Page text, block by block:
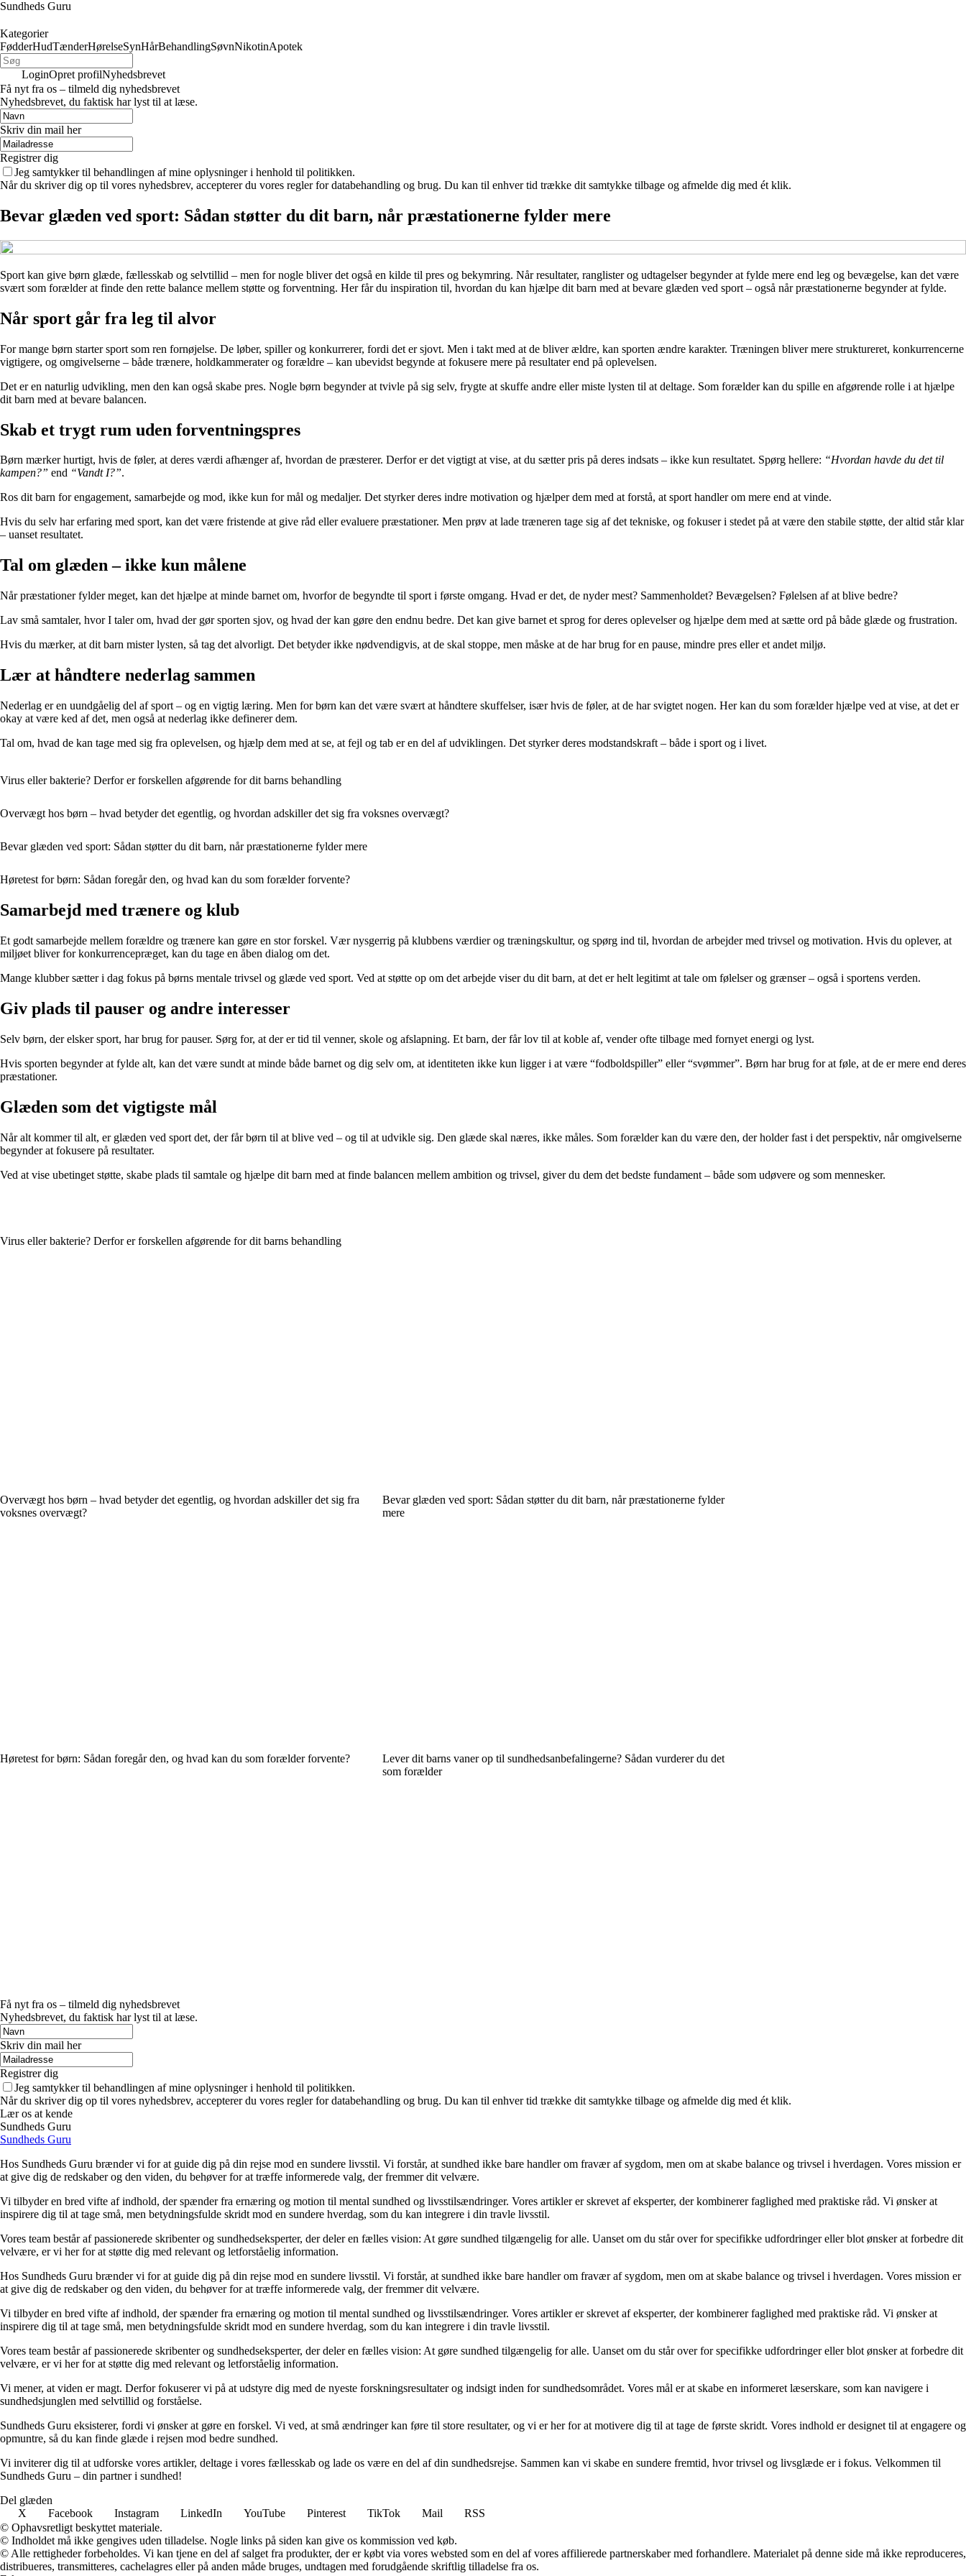
Sundheds Guru
Kategorier
FødderHudTænderHørelseSynHårBehandlingSøvnNikotinApotek
LoginOpret profilNyhedsbrevet
Få nyt fra os – tilmeld dig nyhedsbrevet
Nyhedsbrevet, du faktisk har lyst til at læse.
Skriv din mail her
Registrer dig
Jeg samtykker til behandlingen af mine oplysninger i henhold til politikken.
Når du skriver dig op til vores nyhedsbrev, accepterer du vores regler for databehandling og brug. Du kan til enhver tid trække dit samtykke tilbage og afmelde dig med ét klik.
Bevar glæden ved sport: Sådan støtter du dit barn, når præstationerne fylder mere
Sport kan give børn glæde, fællesskab og selvtillid – men for nogle bliver det også en kilde til pres og bekymring. Når resultater, ranglister og udtagelser begynder at fylde mere end leg og bevægelse, kan det være
svært som forælder at finde den rette balance mellem støtte og forventning. Her får du inspiration til, hvordan du kan hjælpe dit barn med at bevare glæden ved sport – også når præstationerne begynder at fylde.
Når sport går fra leg til alvor
For mange børn starter sport som ren fornøjelse. De løber, spiller og konkurrerer, fordi det er sjovt. Men i takt med at de bliver ældre, kan sporten ændre karakter. Træningen bliver mere struktureret, konkurrencerne
vigtigere, og omgivelserne – både trænere, holdkammerater og forældre – kan ubevidst begynde at fokusere mere på resultater end på oplevelsen.
Det er en naturlig udvikling, men den kan også skabe pres. Nogle børn begynder at tvivle på sig selv, frygte at skuffe andre eller miste lysten til at deltage. Som forælder kan du spille en afgørende rolle i at hjælpe
dit barn med at bevare balancen.
Skab et trygt rum uden forventningspres
Børn mærker hurtigt, hvis de føler, at deres værdi afhænger af, hvordan de præsterer. Derfor er det vigtigt at vise, at du sætter pris på deres indsats – ikke kun resultatet. Spørg hellere: “Hvordan havde du det til
kampen?” end “Vandt I?”.
Ros dit barn for engagement, samarbejde og mod, ikke kun for mål og medaljer. Det styrker deres indre motivation og hjælper dem med at forstå, at sport handler om mere end at vinde.
Hvis du selv har erfaring med sport, kan det være fristende at give råd eller evaluere præstationer. Men prøv at lade træneren tage sig af det tekniske, og fokuser i stedet på at være den stabile støtte, der altid står klar
– uanset resultatet.
Tal om glæden – ikke kun målene
Når præstationer fylder meget, kan det hjælpe at minde barnet om, hvorfor de begyndte til sport i første omgang. Hvad er det, de nyder mest? Sammenholdet? Bevægelsen? Følelsen af at blive bedre?
Lav små samtaler, hvor I taler om, hvad der gør sporten sjov, og hvad der kan gøre den endnu bedre. Det kan give barnet et sprog for deres oplevelser og hjælpe dem med at sætte ord på både glæde og frustration.
Hvis du mærker, at dit barn mister lysten, så tag det alvorligt. Det betyder ikke nødvendigvis, at de skal stoppe, men måske at de har brug for en pause, mindre pres eller et andet miljø.
Lær at håndtere nederlag sammen
Nederlag er en uundgåelig del af sport – og en vigtig læring. Men for børn kan det være svært at håndtere skuffelser, især hvis de føler, at de har svigtet nogen. Her kan du som forælder hjælpe ved at vise, at det er
okay at være ked af det, men også at nederlag ikke definerer dem.
Tal om, hvad de kan tage med sig fra oplevelsen, og hjælp dem med at se, at fejl og tab er en del af udviklingen. Det styrker deres modstandskraft – både i sport og i livet.
Virus eller bakterie? Derfor er forskellen afgørende for dit barns behandling
Overvægt hos børn – hvad betyder det egentlig, og hvordan adskiller det sig fra voksnes overvægt?
Bevar glæden ved sport: Sådan støtter du dit barn, når præstationerne fylder mere
Høretest for børn: Sådan foregår den, og hvad kan du som forælder forvente?
Samarbejd med trænere og klub
Et godt samarbejde mellem forældre og trænere kan gøre en stor forskel. Vær nysgerrig på klubbens værdier og træningskultur, og spørg ind til, hvordan de arbejder med trivsel og motivation. Hvis du oplever, at
miljøet bliver for konkurrencepræget, kan du tage en åben dialog om det.
Mange klubber sætter i dag fokus på børns mentale trivsel og glæde ved sport. Ved at støtte op om det arbejde viser du dit barn, at det er helt legitimt at tale om følelser og grænser – også i sportens verden.
Giv plads til pauser og andre interesser
Selv børn, der elsker sport, har brug for pauser. Sørg for, at der er tid til venner, skole og afslapning. Et barn, der får lov til at koble af, vender ofte tilbage med fornyet energi og lyst.
Hvis sporten begynder at fylde alt, kan det være sundt at minde både barnet og dig selv om, at identiteten ikke kun ligger i at være “fodboldspiller” eller “svømmer”. Børn har brug for at føle, at de er mere end deres
præstationer.
Glæden som det vigtigste mål
Når alt kommer til alt, er glæden ved sport det, der får børn til at blive ved – og til at udvikle sig. Den glæde skal næres, ikke måles. Som forælder kan du være den, der holder fast i det perspektiv, når omgivelserne
begynder at fokusere på resultater.
Ved at vise ubetinget støtte, skabe plads til samtale og hjælpe dit barn med at finde balancen mellem ambition og trivsel, giver du dem det bedste fundament – både som udøvere og som mennesker.
Virus eller bakterie? Derfor er forskellen afgørende for dit barns behandling
Overvægt hos børn – hvad betyder det egentlig, og hvordan adskiller det sig fra
voksnes overvægt?
Bevar glæden ved sport: Sådan støtter du dit barn, når præstationerne fylder
mere
Høretest for børn: Sådan foregår den, og hvad kan du som forælder forvente?
Lever dit barns vaner op til sundhedsanbefalingerne? Sådan vurderer du det
som forælder
Få nyt fra os – tilmeld dig nyhedsbrevet
Nyhedsbrevet, du faktisk har lyst til at læse.
Skriv din mail her
Registrer dig
Jeg samtykker til behandlingen af mine oplysninger i henhold til politikken.
Når du skriver dig op til vores nyhedsbrev, accepterer du vores regler for databehandling og brug. Du kan til enhver tid trække dit samtykke tilbage og afmelde dig med ét klik.
Lær os at kende
Sundheds Guru
Sundheds Guru
Hos Sundheds Guru brænder vi for at guide dig på din rejse mod en sundere livsstil. Vi forstår, at sundhed ikke bare handler om fravær af sygdom, men om at skabe balance og trivsel i hverdagen. Vores mission er
at give dig de redskaber og den viden, du behøver for at træffe informerede valg, der fremmer dit velvære.
Vi tilbyder en bred vifte af indhold, der spænder fra ernæring og motion til mental sundhed og livsstilsændringer. Vores artikler er skrevet af eksperter, der kombinerer faglighed med praktiske råd. Vi ønsker at
inspirere dig til at tage små, men betydningsfulde skridt mod en sundere hverdag, som du kan integrere i din travle livsstil.
Vores team består af passionerede skribenter og sundhedseksperter, der deler en fælles vision: At gøre sundhed tilgængelig for alle. Uanset om du står over for specifikke udfordringer eller blot ønsker at forbedre dit
velvære, er vi her for at støtte dig med relevant og letforståelig information.
Hos Sundheds Guru brænder vi for at guide dig på din rejse mod en sundere livsstil. Vi forstår, at sundhed ikke bare handler om fravær af sygdom, men om at skabe balance og trivsel i hverdagen. Vores mission er
at give dig de redskaber og den viden, du behøver for at træffe informerede valg, der fremmer dit velvære.
Vi tilbyder en bred vifte af indhold, der spænder fra ernæring og motion til mental sundhed og livsstilsændringer. Vores artikler er skrevet af eksperter, der kombinerer faglighed med praktiske råd. Vi ønsker at
inspirere dig til at tage små, men betydningsfulde skridt mod en sundere hverdag, som du kan integrere i din travle livsstil.
Vores team består af passionerede skribenter og sundhedseksperter, der deler en fælles vision: At gøre sundhed tilgængelig for alle. Uanset om du står over for specifikke udfordringer eller blot ønsker at forbedre dit
velvære, er vi her for at støtte dig med relevant og letforståelig information.
Vi mener, at viden er magt. Derfor fokuserer vi på at udstyre dig med de nyeste forskningsresultater og indsigt inden for sundhedsområdet. Vores mål er at skabe en informeret læserskare, som kan navigere i
sundhedsjunglen med selvtillid og forståelse.
Sundheds Guru eksisterer, fordi vi ønsker at gøre en forskel. Vi ved, at små ændringer kan føre til store resultater, og vi er her for at motivere dig til at tage de første skridt. Vores indhold er designet til at engagere og
opmuntre, så du kan finde glæde i rejsen mod bedre sundhed.
Vi inviterer dig til at udforske vores artikler, deltage i vores fællesskab og lade os være en del af din sundhedsrejse. Sammen kan vi skabe en sundere fremtid, hvor trivsel og livsglæde er i fokus. Velkommen til
Sundheds Guru – din partner i sundhed!
Del glæden
X
Facebook Instagram LinkedIn YouTube Pinterest TikTok Mail
RSS
© Ophavsretligt beskyttet materiale.
© Indholdet må ikke gengives uden tilladelse. Nogle links på siden kan give os kommission ved køb.
© Alle rettigheder forbeholdes. Vi kan tjene en del af salget fra produkter, der er købt via vores websted som en del af vores affilierede partnerskaber med forhandlere. Materialet på denne side må ikke reproduceres,
distribueres, transmitteres, cachelagres eller på anden måde bruges, undtagen med forudgående skriftlig tilladelse fra os.